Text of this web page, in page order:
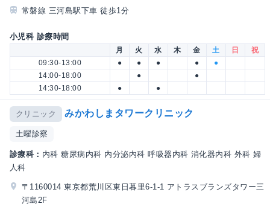
常磐線 三河島駅下車 徒歩1分
小児科 診療時間
月 火 水 木 金 土 日
祝
09:30-13:00
● ● ● ●
●
14:00-18:00
●
●
14:30-18:00
● ●
クリニック みかわしまタワークリニック
土曜診察
診療科： 内科 糖尿病内科 内分泌内科 呼吸器内科 消化器内科 外科 婦
人科
〒1160014 東京都荒川区東日暮里6-1-1 アトラスブランズタワー三
河島2F